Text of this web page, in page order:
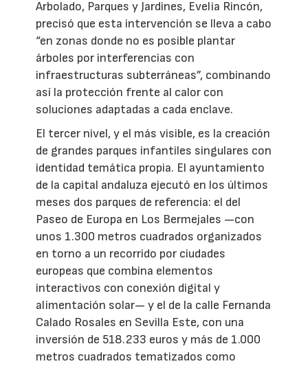
Arbolado, Parques y Jardines, Evelia Rincón,
precisó que esta intervención se lleva a cabo
“en zonas donde no es posible plantar
árboles por interferencias con
infraestructuras subterráneas”, combinando
así la protección frente al calor con
soluciones adaptadas a cada enclave.
El tercer nivel, y el más visible, es la creación
de grandes parques infantiles singulares con
identidad temática propia. El ayuntamiento
de la capital andaluza ejecutó en los últimos
meses dos parques de referencia: el del
Paseo de Europa en Los Bermejales —con
unos 1.300 metros cuadrados organizados
en torno a un recorrido por ciudades
europeas que combina elementos
interactivos con conexión digital y
alimentación solar— y el de la calle Fernanda
Calado Rosales en Sevilla Este, con una
inversión de 518.233 euros y más de 1.000
metros cuadrados tematizados como